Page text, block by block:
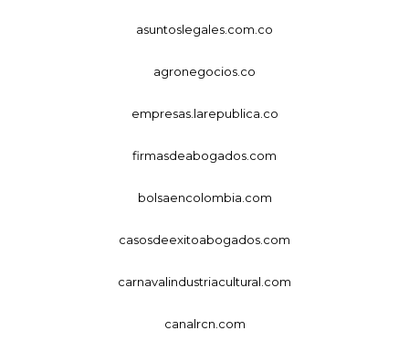
asuntoslegales.com.co
agronegocios.co
empresas.larepublica.co
firmasdeabogados.com
bolsaencolombia.com
casosdeexitoabogados.com
carnavalindustriacultural.com
canalrcn.com